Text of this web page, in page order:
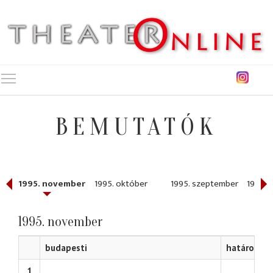
BEMUTATÓK
1995. november 1995. október 1995. szeptember 1995.
1995. november
budapesti
határon